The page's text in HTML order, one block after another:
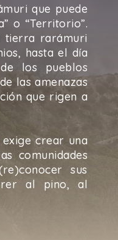
que puede
o “Territorio”.
tierra rarámuri
hasta el día
los pueblos
las amenazas
que rigen a
exige crear una
comunidades
sus
al pino, al